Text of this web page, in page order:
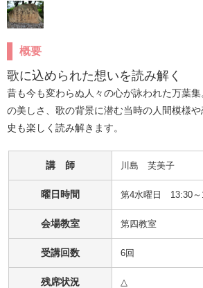
概要
歌に込められた想いを読み解く
昔も今も変わらぬ人々の心が詠われた万葉
の美しさ、歌の背景に潜む当時の人間模様
史も楽しく読み解きます。
講 師 川島　芙美子
曜日時間 第4水曜日 13:30～
会場教室 第四教室
受講回数 6回
残席状況 △